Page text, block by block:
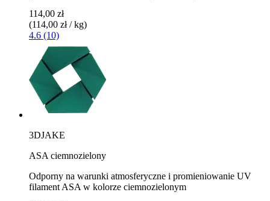
114,00 zł
(114,00 zł / kg)
4.6 (10)
3DJAKE
ASA ciemnozielony
Odporny na warunki atmosferyczne i promieniowanie UV
filament ASA w kolorze ciemnozielonym